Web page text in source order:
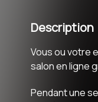
Description
Vous ou votre
salon en ligne
Pendant une